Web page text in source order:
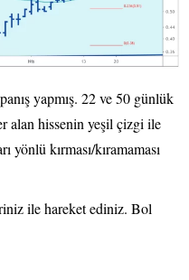
yapmış. 22 ve 50 günlük
alan hissenin yeşil çizgi ile
kırması/kıramaması
ile hareket ediniz. Bol